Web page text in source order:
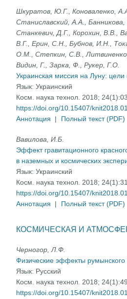
Шкуратов, Ю.Г., Коноваленко,
Станиславский, А.А.,
Станкевич, Д.Г., Корохин, В.В.,
В.Г., Ерин, С.Н., Бубнов, И.Н.,
О.М., Степкин, С.В.,
Видин, Г., Зарка, Ф., Рукер, Г.О.
Украинская миссия на Луну: цели
Язык:Украинский
Косм. наука технол. 2018;
https://doi.org/10.15407/
Аннотация
| Полный текст (PDF)
Вавилова, И.Б.
Эффект гравитационного
в наземных и космических
Язык:Украинский
Косм. наука технол. 2018;
https://doi.org/10.15407/
Аннотация
| Полный текст (PDF)
КОСМИЧЕСКАЯ И
Черногор, Л.Ф.
Физические эффекты румынского
Язык: Русский
Косм. наука технол. 2018;
https://doi.org/10.15407/